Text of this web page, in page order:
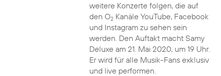
weitere Konzerte folgen, die auf
den O2Kanäle YouTube, Facebook
und Instagram zu sehen sein
werden. Den Auftakt macht Samy
Deluxe am 21. Mai 2020, um 19 Uhr.
Er wird für alle Musik-Fans exklusiv
und live performen.